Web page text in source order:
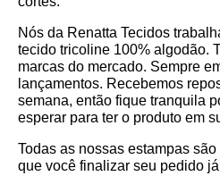
Nós da Renatta Tecidos
tecido tricoline 100% algodão.
marcas do mercado. Sempre
lançamentos. Recebemos
semana, então fique tranquila
esperar para ter o produto em
Todas as nossas estampas
que você finalizar seu pedido